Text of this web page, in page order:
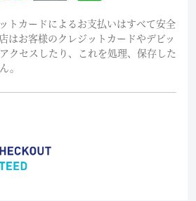
トカードによるお支払いはすべて安全
はお客様のクレジットカードやデビッ
クセスしたり、これを処理、保存した
。